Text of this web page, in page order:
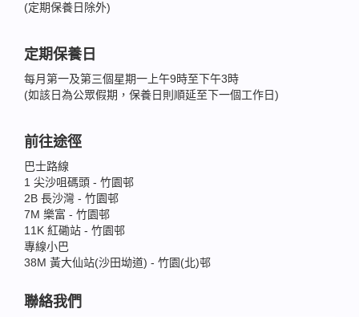
(定期保養日除外)
定期保養日
每月第一及第三個星期一上午9時至下午3時
(如該日為公眾假期，保養日則順延至下一個工作日)
前往途徑
巴士路線
1 尖沙咀碼頭 - 竹園邨
2B 長沙灣 - 竹園邨
7M 樂富 - 竹園邨
11K 紅磡站 - 竹園邨
專線小巴
38M 黃大仙站(沙田坳道) - 竹園(北)邨
聯絡我們